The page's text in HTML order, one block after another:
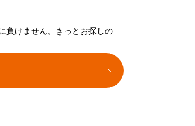
負けません。きっとお探しの